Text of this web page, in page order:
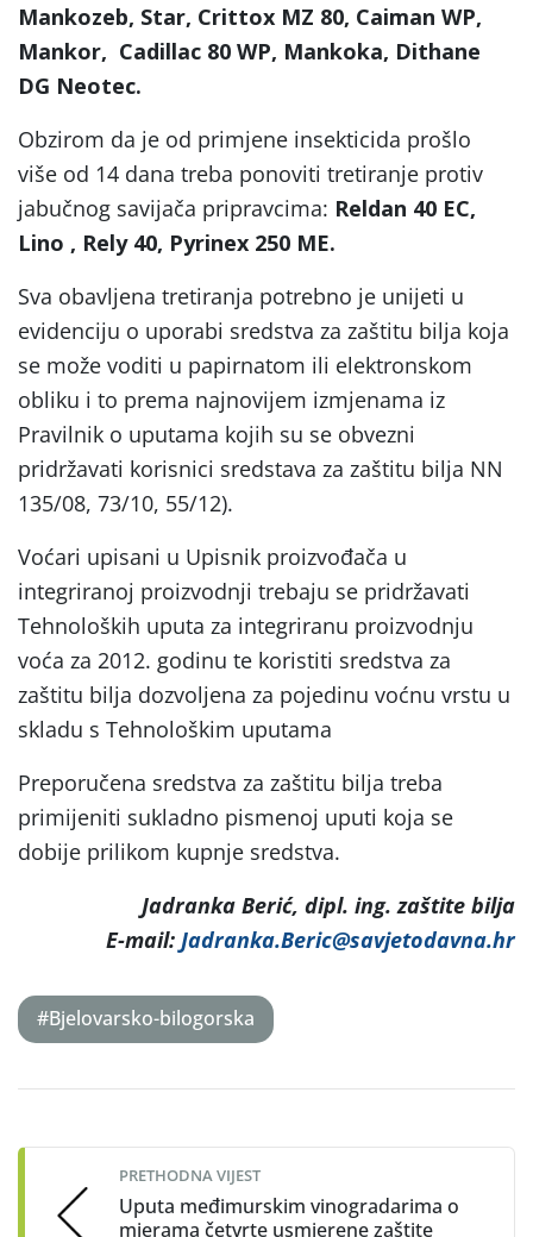
Mankozeb, Star, Crittox MZ 80, Caiman WP,
Mankor, Cadillac 80 WP, Mankoka, Dithane
DG Neotec.
Obzirom da je od primjene insekticida prošlo
više od 14 dana treba ponoviti tretiranje protiv
jabučnog savijača pripravcima: Reldan 40 EC,
Lino , Rely 40, Pyrinex 250 ME.
Sva obavljena tretiranja potrebno je unijeti u
evidenciju o uporabi sredstva za zaštitu bilja koja
se može voditi u papirnatom ili elektronskom
obliku i to prema najnovijem izmjenama iz
Pravilnik o uputama kojih su se obvezni
pridržavati korisnici sredstava za zaštitu bilja NN
135/08, 73/10, 55/12).
Voćari upisani u Upisnik proizvođača u
integriranoj proizvodnji trebaju se pridržavati
Tehnoloških uputa za integriranu proizvodnju
voća za 2012. godinu te koristiti sredstva za
zaštitu bilja dozvoljena za pojedinu voćnu vrstu u
skladu s Tehnološkim uputama
Preporučena sredstva za zaštitu bilja treba
primijeniti sukladno pismenoj uputi koja se
dobije prilikom kupnje sredstva.
Jadranka Berić, dipl. ing. zaštite bilja
E-mail: Jadranka.Beric@savjetodavna.hr
#Bjelovarsko-bilogorska
navigation
PRETHODNA VIJEST
Uputa međimurskim vinogradarima o
mjerama četvrte usmjerene zaštite